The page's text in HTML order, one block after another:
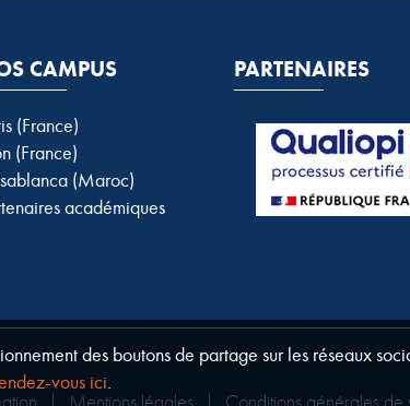
CAMPUS
(France)
(France)
(Maroc)
académiques
PARTENAIRES
des boutons de partage sur les réseaux
vous ici.